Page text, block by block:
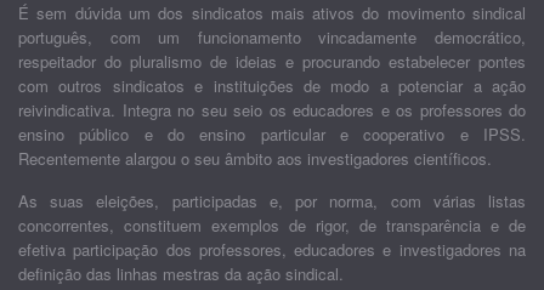
É sem dúvida um dos sindicatos mais ativos do movimento sindical
português, com um funcionamento vincadamente democrático,
respeitador do pluralismo de ideias e procurando estabelecer pontes
com outros sindicatos e instituições de modo a potenciar a ação
reivindicativa. Integra no seu seio os educadores e os professores do
ensino público e do ensino particular e cooperativo e IPSS.
Recentemente alargou o seu âmbito aos investigadores científicos.
As suas eleições, participadas e, por norma, com várias listas
concorrentes, constituem exemplos de rigor, de transparência e de
efetiva participação dos professores, educadores e investigadores na
definição das linhas mestras da ação sindical.